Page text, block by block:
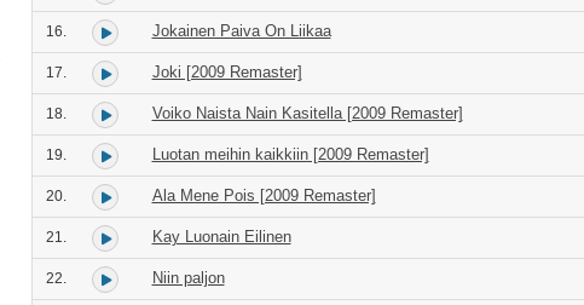
16. Jokainen Paiva On Liikaa
17. Joki [2009 Remaster]
18. Voiko Naista Nain Kasitella [2009 Remaster]
19. Luotan meihin kaikkiin [2009 Remaster]
20. Ala Mene Pois [2009 Remaster]
21. Kay Luonain Eilinen
22. Niin paljon